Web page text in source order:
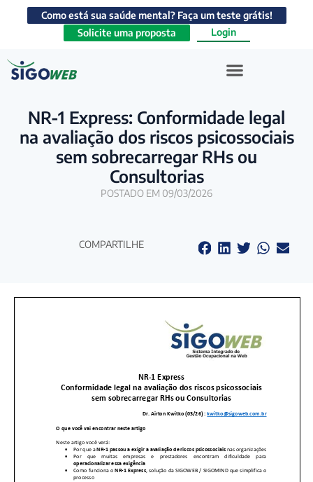
Como está sua saúde mental? Faça um teste grátis!
Solicite uma proposta
Login
NR-1 Express: Conformidade legal
na avaliação dos riscos psicossociais
sem sobrecarregar RHs ou
Consultorias
POSTADO EM 09/03/2026
COMPARTILHE